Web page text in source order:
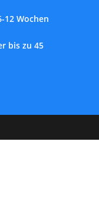
12 Wochen
bis zu 45